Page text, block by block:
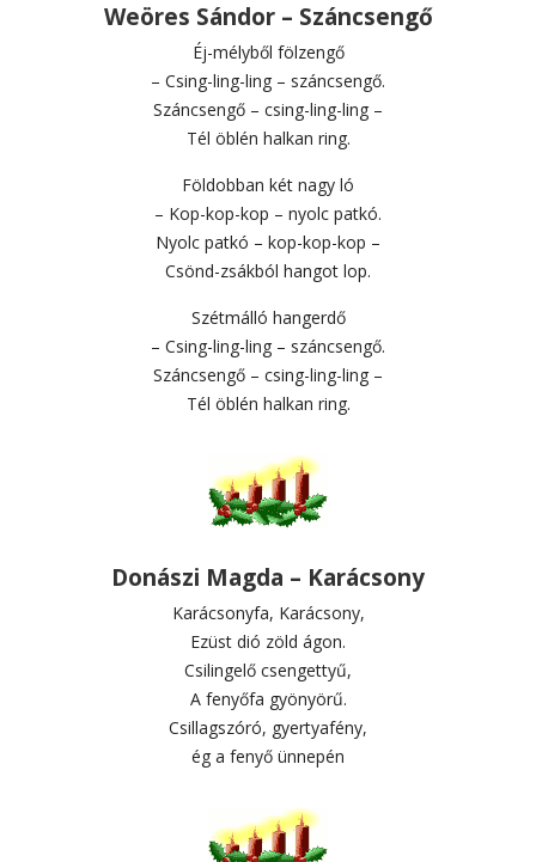
Weöres Sándor – Száncsengő
Éj-mélyből fölzengő
– Csing-ling-ling – száncsengő.
Száncsengő – csing-ling-ling –
Tél öblén halkan ring.
Földobban két nagy ló
– Kop-kop-kop – nyolc patkó.
Nyolc patkó – kop-kop-kop –
Csönd-zsákból hangot lop.
Szétmálló hangerdő
– Csing-ling-ling – száncsengő.
Száncsengő – csing-ling-ling –
Tél öblén halkan ring.
Donászi Magda – Karácsony
Karácsonyfa, Karácsony,
Ezüst dió zöld ágon.
Csilingelő csengettyű,
A fenyőfa gyönyörű.
Csillagszóró, gyertyafény,
ég a fenyő ünnepén